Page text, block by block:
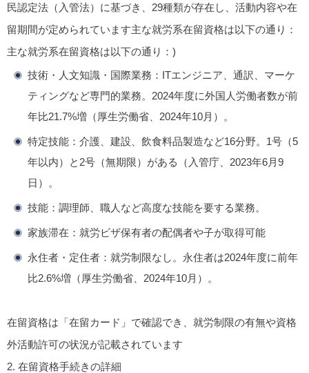
民認定法（入管法）に基づき、29種類が存在し、活動内容や在
留期間が定められています主な就労系在留資格は以下の通り：
主な就労系在留資格は以下の通り：)
技術・人文知識・国際業務 ：ITエンジニア、通訳、マーケ
ティングなど専門的業務。2024年度に外国人労働者数が前
年比21.7%増（厚生労働省、2024年10月）。
特定技能 ：介護、建設、飲食料品製造など16分野。1号（5
年以内）と2号（無期限）がある（入管庁、2023年6月9
日）。
技能 ：調理師、職人など高度な技能を要する業務。
家族滞在 ：就労ビザ保有者の配偶者や子が取得可能
永住者・定住者 ：就労制限なし。永住者は2024年度に前年
比2.6%増（厚生労働省、2024年10月）。
在留資格は「在留カード」で確認でき、就労制限の有無や資格
外活動許可の状況が記載されています
2. 在留資格手続きの詳細